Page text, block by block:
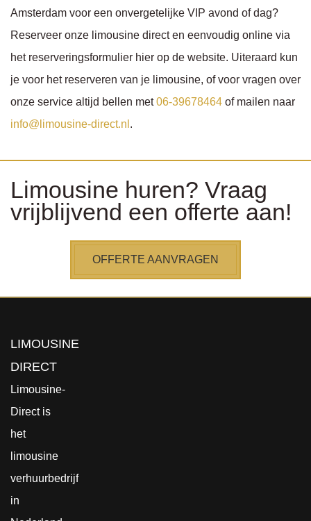
Amsterdam voor een onvergetelijke VIP avond of dag?
Reserveer onze limousine direct en eenvoudig online via
het reserveringsformulier hier op de website. Uiteraard kun
je voor het reserveren van je limousine, of voor vragen over
onze service altijd bellen met06-39678464 of mailen naar
info@limousine-direct.nl .
Limousine huren? Vraag
vrijblijvend een offerte aan!
OFFERTE AANVRAGEN
LIMOUSINE
DIRECT
Limousine-
Direct is
het
limousine
verhuurbedrijf
in